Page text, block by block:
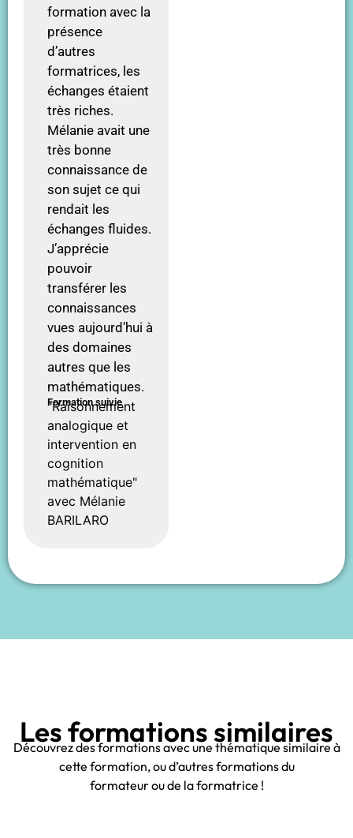
formation avec la
présence
d’autres
formatrices, les
échanges étaient
très riches.
Mélanie avait une
très bonne
connaissance de
son sujet ce qui
rendait les
échanges fluides.
J’apprécie
pouvoir
transférer les
connaissances
vues aujourd’hui à
des domaines
autres que les
mathématiques.
Formation suivie
"Raisonnement
analogique et
intervention en
cognition
mathématique"
avec Mélanie
BARILARO
Les formations similaires
Découvrez des formations avec une thématique similaire à
cette formation, ou d’autres formations du
formateur ou de la formatrice !